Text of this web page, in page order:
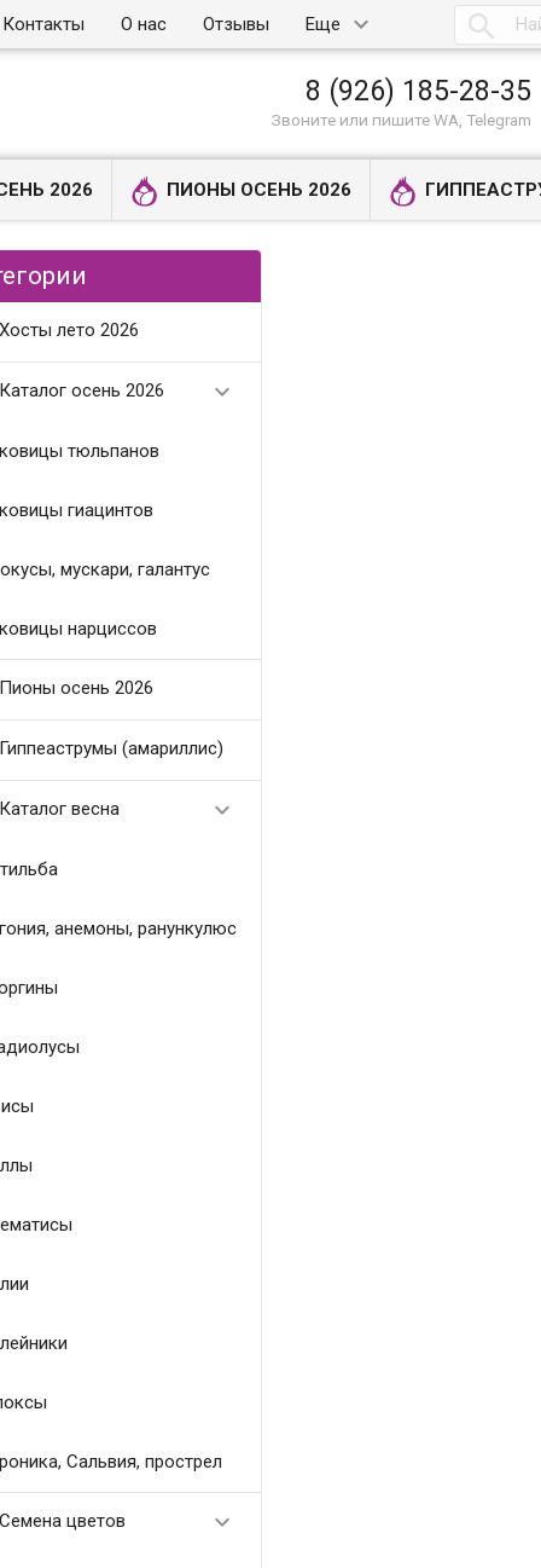
Контакты О нас Отзывы Еще 
8 (926) 185-28-35
Звоните или пишите WA, Telegram
2026 ПИОНЫ ОСЕНЬ 2026
Хосты лето 2026
Каталог осень 2026 
тюльпанов
гиацинтов
мускари, галантус
нарциссов
Пионы осень 2026
Гиппеаструмы (амариллис)
Каталог весна 
анемоны, ранункулюс
Сальвия, прострел
Семена цветов 